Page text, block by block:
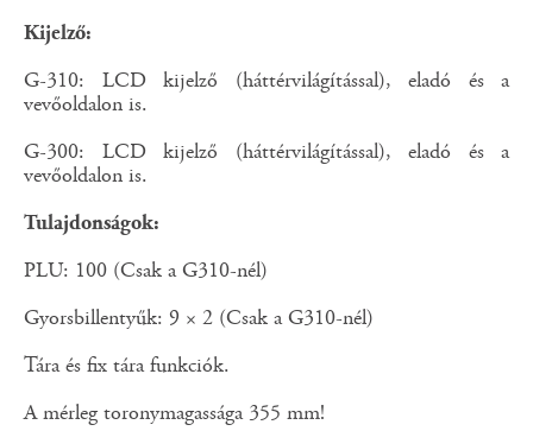
Kijelző:
G-310: LCD kijelző (háttérvilágítással), eladó és a
vevőoldalon is.
G-300: LCD kijelző (háttérvilágítással), eladó és a
vevőoldalon is.
Tulajdonságok:
PLU: 100 (Csak a G310-nél)
Gyorsbillentyűk: 9 × 2 (Csak a G310-nél)
Tára és fix tára funkciók.
A mérleg toronymagassága 355 mm!